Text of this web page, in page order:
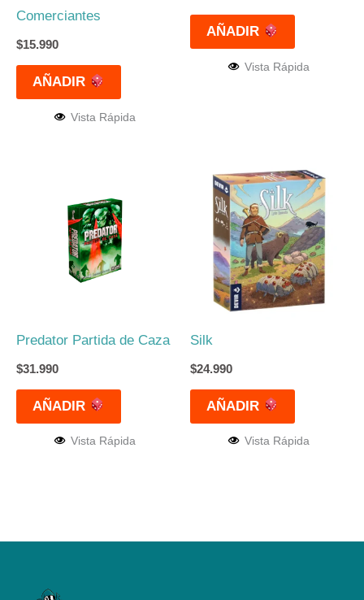
Comerciantes
$15.990
AÑADIR
Vista Rápida
AÑADIR
Vista Rápida
Predator Partida de Caza
$31.990
AÑADIR
Vista Rápida
Silk
$24.990
AÑADIR
Vista Rápida